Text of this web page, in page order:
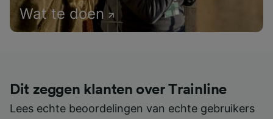
Wat te doen
Dit zeggen klanten over Trainline
Lees echte beoordelingen van echte gebruikers